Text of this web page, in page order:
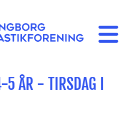
5 ÅR - TIRSDAG I